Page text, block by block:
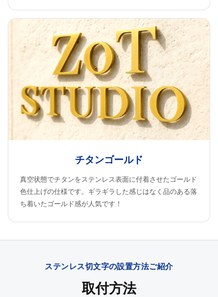
チタンゴールド
真空状態でチタンをステンレス表面に付着させたゴールド
色仕上げの仕様です。ギラギラした感じはなく品のある落
ち着いたゴールド感が人気です！
ステンレス切文字の設置方法ご紹介
取付方法